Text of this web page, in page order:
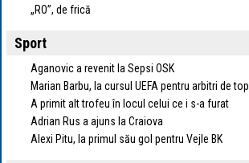
„RO”, de frică
Sport
Aganovic a revenit la Sepsi OSK
Marian Barbu, la cursul UEFA pentru arbitri de top
A primit alt trofeu în locul celui ce i s-a furat
Adrian Rus a ajuns la Craiova
Alexi Pitu, la primul său gol pentru Vejle BK